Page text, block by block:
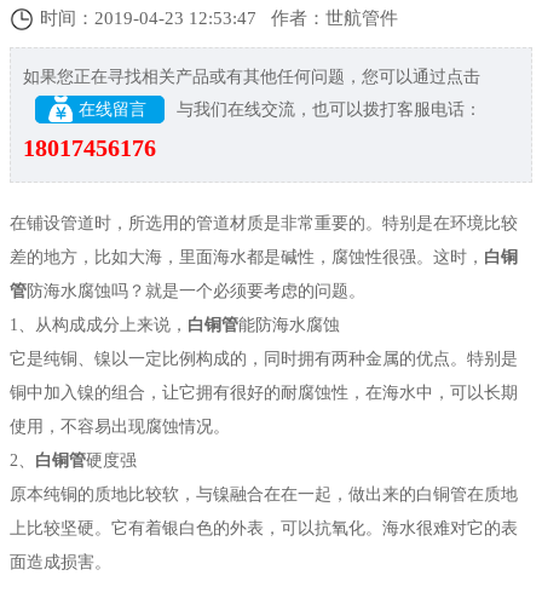
时间：2019-04-23 12:53:47 作者：世航管件
如果您正在寻找相关产品或有其他任何问题，您可以通过点击
在线留言
与我们在线交流，也可以拨打客服电话：
18017456176
在铺设管道时，所选用的管道材质是非常重要的。特别是在环境比较
差的地方，比如大海，里面海水都是碱性，腐蚀性很强。这时， 白铜
管防海水腐蚀吗？就是一个必须要考虑的问题。
1、从构成成分上来说， 白铜管能防海水腐蚀
它是纯铜、镍以一定比例构成的，同时拥有两种金属的优点。特别是
铜中加入镍的组合，让它拥有很好的耐腐蚀性，在海水中，可以长期
使用，不容易出现腐蚀情况。
2、 白铜管硬度强
原本纯铜的质地比较软，与镍融合在在一起，做出来的白铜管在质地
上比较坚硬。它有着银白色的外表，可以抗氧化。海水很难对它的表
面造成损害。